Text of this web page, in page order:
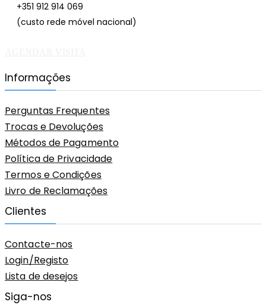
+351 912 914 069
(custo rede móvel nacional)
Informações
Perguntas Frequentes
Trocas e Devoluções
Métodos de Pagamento
Política de Privacidade
Termos e Condições
Livro de Reclamações
Clientes
Contacte-nos
Login/Registo
Lista de desejos
Siga-nos